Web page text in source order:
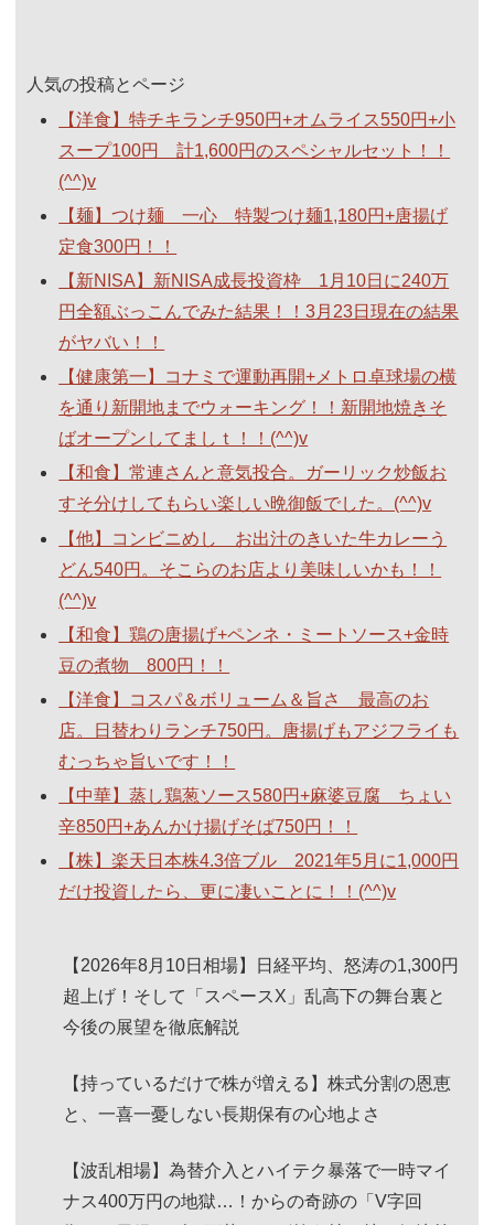
人気の投稿とページ
【洋食】特チキランチ950円+オムライス550円+小
スープ100円 計1,600円のスペシャルセット！！
(^^)v
【麺】つけ麺 一心 特製つけ麺1,180円+唐揚げ
定食300円！！
【新NISA】新NISA成長投資枠 1月10日に240万
円全額ぶっこんでみた結果！！3月23日現在の結果
がヤバい！！
【健康第一】コナミで運動再開+メトロ卓球場の横
を通り新開地までウォーキング！！新開地焼きそ
ばオープンしてましｔ！！(^^)v
【和食】常連さんと意気投合。ガーリック炒飯お
すそ分けしてもらい楽しい晩御飯でした。(^^)v
【他】コンビニめし お出汁のきいた牛カレーう
どん540円。そこらのお店より美味しいかも！！
(^^)v
【和食】鶏の唐揚げ+ペンネ・ミートソース+金時
豆の煮物 800円！！
【洋食】コスパ＆ボリューム＆旨さ 最高のお
店。日替わりランチ750円。唐揚げもアジフライも
むっちゃ旨いです！！
【中華】蒸し鶏葱ソース580円+麻婆豆腐 ちょい
辛850円+あんかけ揚げそば750円！！
【株】楽天日本株4.3倍ブル 2021年5月に1,000円
だけ投資したら、更に凄いことに！！(^^)v
【2026年8月10日相場】日経平均、怒涛の1,300円
超上げ！そして「スペースX」乱高下の舞台裏と
今後の展望を徹底解説
【持っているだけで株が増える】株式分割の恩恵
と、一喜一憂しない長期保有の心地よさ
【波乱相場】為替介入とハイテク暴落で一時マイ
ナス400万円の地獄…！からの奇跡の「V字回